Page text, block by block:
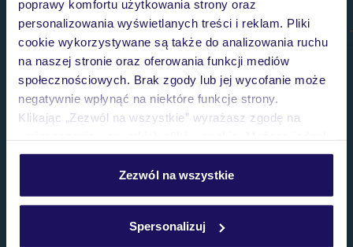
poprawy komfortu użytkowania strony oraz
personalizowania wyświetlanych treści i reklam. Pliki
cookie wykorzystywane są także do analizowania ruchu
na naszej stronie oraz oferowania funkcji mediów
społecznościowych. Brak zgody lub jej wycofanie może
negatywnie wpłynąć na niektóre funkcje strony.
Klikając „Zezwól na wszystkie” wyrażasz zgodę na
personalizować swój wybór wchodząc w zakładkę
Szczegółowe informacje o plikach cookie znajdziesz
Zezwól na wszystkie
Spersonalizuj